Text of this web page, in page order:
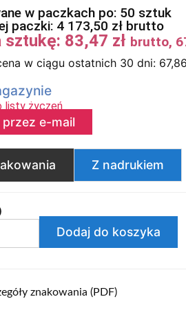
w paczkach po: 50 sztuk
paczki: 4 173,50 zł brutto
sztukę: 83,47 zł brutto,
w ciągu ostatnich 30 dni: 67,86
listy życzeń
e-mail
Z nadrukiem
Dodaj do koszyka
znakowania (PDF)